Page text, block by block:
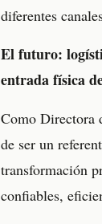
diferentes
El futuro:
entrada física
Como Directora
de ser un
transformación
confiables,